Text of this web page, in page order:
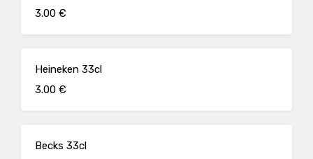
3.00 €
Heineken 33cl
3.00 €
Becks 33cl